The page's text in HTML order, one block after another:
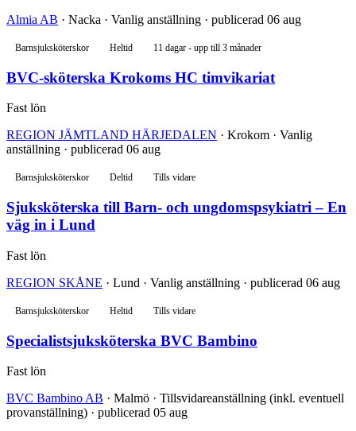
Almia AB · Nacka · Vanlig anställning · publicerad 06 aug
Barnsjuksköterskor Heltid 11 dagar - upp till 3 månader
BVC-sköterska Krokoms HC timvikariat
Fast lön
REGION JÄMTLAND HÄRJEDALEN · Krokom · Vanlig
anställning · publicerad 06 aug
Barnsjuksköterskor Deltid Tills vidare
Sjuksköterska till Barn- och ungdomspsykiatri – En
väg in i Lund
Fast lön
REGION SKÅNE · Lund · Vanlig anställning · publicerad 06 aug
Barnsjuksköterskor Heltid Tills vidare
Specialistsjuksköterska BVC Bambino
Fast lön
BVC Bambino AB · Malmö · Tillsvidareanställning (inkl. eventuell
provanställning) · publicerad 05 aug